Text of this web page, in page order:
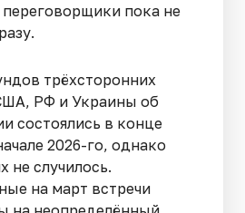
пока не
трёхсторонних
РФ и Украины об
состоялись в конце
2026-го, однако
не случилось.
на март встречи